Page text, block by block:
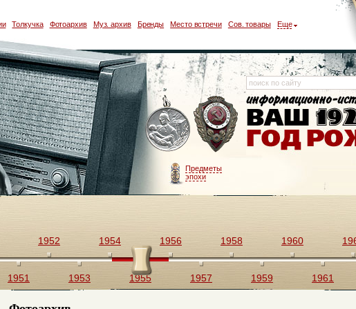
Толкучка Фотоархив Муз. архив Бренды Место встречи Сов. товары Еще
Предметы
эпохи
1951
1952
1953
1954
1955
1956
1957
1958
1959
1960
1961